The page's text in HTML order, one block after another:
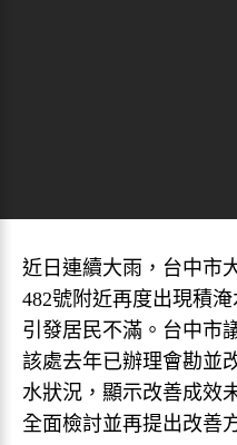
近日連續大雨，台中市
482號附近再度出現積
引發居民不滿。台中市
該處去年已辦理會勘並
水狀況，顯示改善成效
全面檢討並再提出改善